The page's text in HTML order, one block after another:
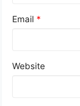
Email *
Website